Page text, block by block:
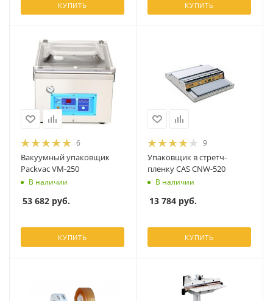
КУПИТЬ КУПИТЬ
6
Вакуумный упаковщик
Packvac VM-250
В наличии
53 682 руб.
КУПИТЬ
9
Упаковщик в стретч-
пленку CAS CNW-520
В наличии
13 784 руб.
КУПИТЬ